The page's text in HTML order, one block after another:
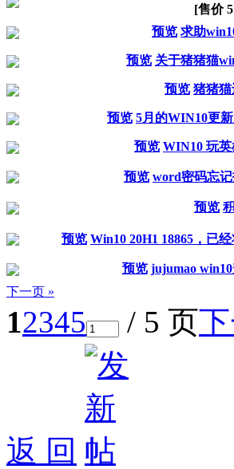
[售价5
预览 求助
预览 关于猪猪猫
预览 猪猪
预览 5月的WIN10更
预览 WIN10 玩
预览 word密码忘
预览
预览 Win10 20H1 18865，已
预览 jujumao
下一页 »
12345 / 5 页
返 回